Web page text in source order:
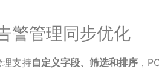
警管理同步优化
理支持自定义字段、筛选和排序 ，